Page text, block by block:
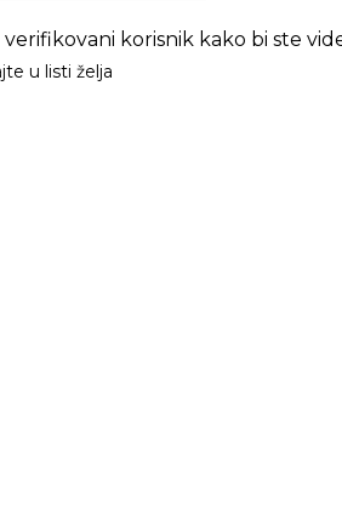
korisnik kako bi ste
u listi želja